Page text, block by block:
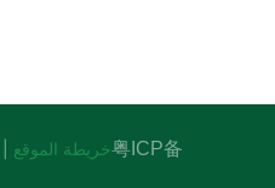
خريطة الموقع粤ICP备